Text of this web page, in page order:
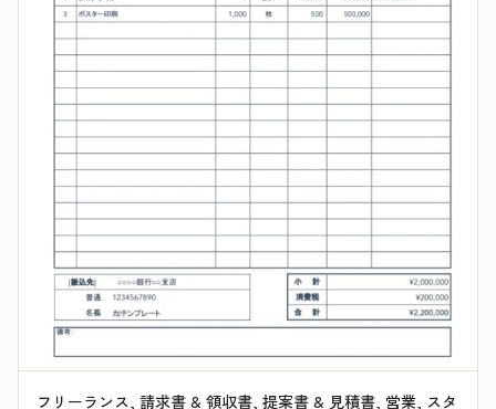
フリーランス, 請求書 & 領収書, 提案書 & 見積書, 営業, スタ